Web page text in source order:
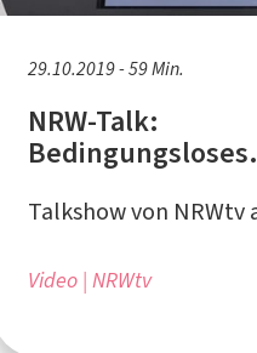
29.10.2019 - 59 Min.
NRW-Talk:
Bedingungsloses
Talkshow von NRWtv
Video NRWtv